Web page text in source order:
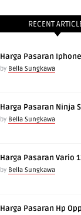
RECENT
Harga Pasaran Iphone
by Bella Sungkawa
Harga Pasaran Ninja
by Bella Sungkawa
Harga Pasaran Vario
by Bella Sungkawa
Harga Pasaran Hp